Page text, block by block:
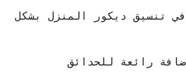
تنسيق ديكور المنزل بشكل
رائعة للحدائق